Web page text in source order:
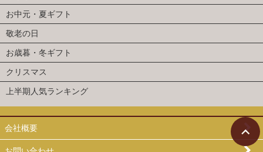
お中元・夏ギフト
敬老の日
お歳暮・冬ギフト
クリスマス
上半期人気ランキング
会社概要